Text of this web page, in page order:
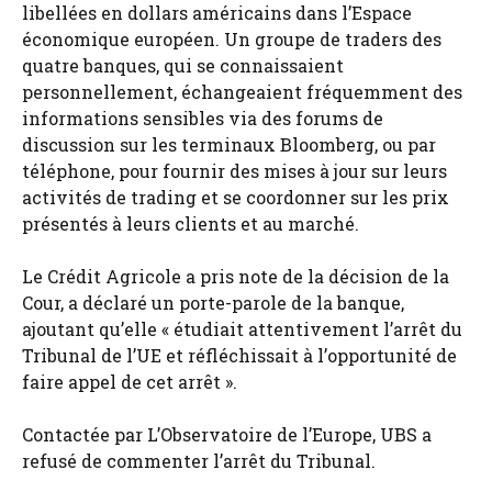
libellées en dollars américains dans l’Espace
économique européen. Un groupe de traders des
quatre banques, qui se connaissaient
personnellement, échangeaient fréquemment des
informations sensibles via des forums de
discussion sur les terminaux Bloomberg, ou par
téléphone, pour fournir des mises à jour sur leurs
activités de trading et se coordonner sur les prix
présentés à leurs clients et au marché.
Le Crédit Agricole a pris note de la décision de la
Cour, a déclaré un porte-parole de la banque,
ajoutant qu’elle « étudiait attentivement l’arrêt du
Tribunal de l’UE et réfléchissait à l’opportunité de
faire appel de cet arrêt ».
Contactée par L’Observatoire de l’Europe, UBS a
refusé de commenter l’arrêt du Tribunal.